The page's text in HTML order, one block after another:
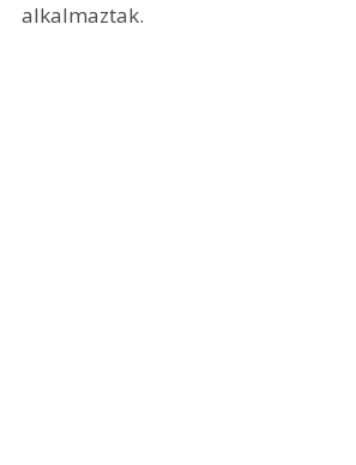
alkalmaztak.